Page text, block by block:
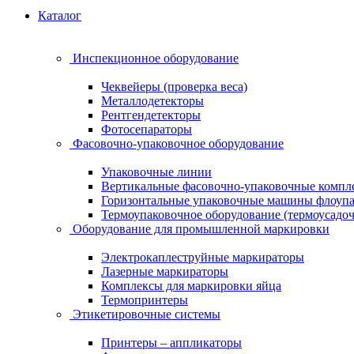
Каталог
Инспекционное оборудование
Чеквейеры (проверка веса)
Металлодетекторы
Рентгендетекторы
Фотосепараторы
Фасовочно-упаковочное оборудование
Упаковочные линии
Вертикальные фасовочно-упаковочные
Горизонтальные упаковочные машины
Термоупаковочное оборудование
Оборудование для промышленной маркировки
Электрокаплеструйные маркираторы
Лазерные маркираторы
Комплексы для маркировки яйца
Термопринтеры
Этикетировочные системы
Принтеры – аппликаторы